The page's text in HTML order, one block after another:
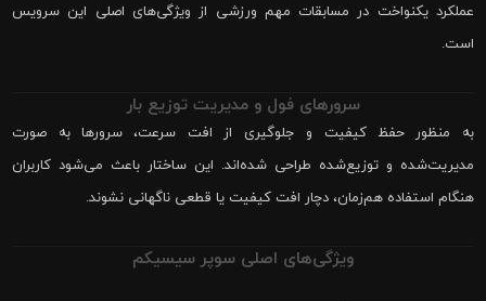
عملکرد یکنواخت در مسابقات مهم ورزشی از ویژگی‌های اصلی این سرویس
است.
سرورهای فول و مدیریت توزیع بار
به منظور حفظ کیفیت و جلوگیری از افت سرعت، سرورها به صورت
مدیریت‌شده و توزیع‌شده طراحی شده‌اند. این ساختار باعث می‌شود کاربران
هنگام استفاده هم‌زمان، دچار افت کیفیت یا قطعی ناگهانی نشوند.
ویژگی‌های اصلی سوپر سیسیکم